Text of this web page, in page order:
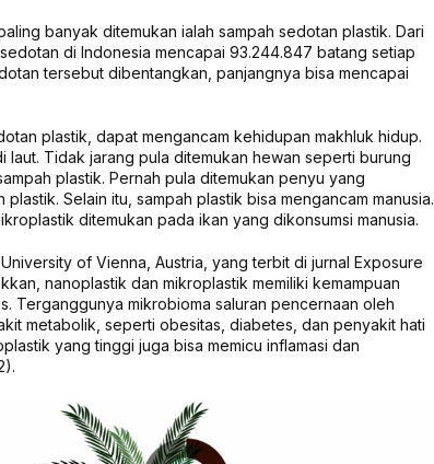
banyak ditemukan ialah sampah sedotan plastik. Dari
di Indonesia mencapai 93.244.847 batang setiap
tersebut dibentangkan, panjangnya bisa mencapai
plastik, dapat mengancam kehidupan makhluk hidup.
laut. Tidak jarang pula ditemukan hewan seperti burung
plastik. Pernah pula ditemukan penyu yang
Selain itu, sampah plastik bisa mengancam manusia.
ditemukan pada ikan yang dikonsumsi manusia.
of Vienna, Austria, yang terbit di jurnal Exposure
nanoplastik dan mikroplastik memiliki kemampuan
Terganggunya mikrobioma saluran pencernaan oleh
metabolik, seperti obesitas, diabetes, dan penyakit hati
yang tinggi juga bisa memicu inflamasi dan